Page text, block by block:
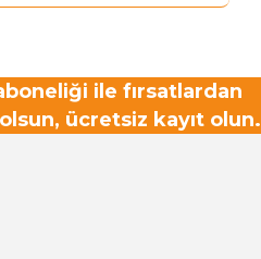
ile fırsatlardan
ücretsiz kayıt olun.